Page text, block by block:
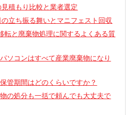
積もり比較と業者選定
立ち振る舞いとマニフェスト回収
転と廃棄物処理に関するよくある質
ソコンはすべて産業廃棄物になり
管期間はどのくらいですか？
の処分も一括で頼んでも大丈夫で